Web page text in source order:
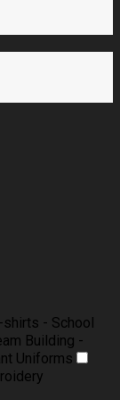
shirts - School
Building -
Uniforms